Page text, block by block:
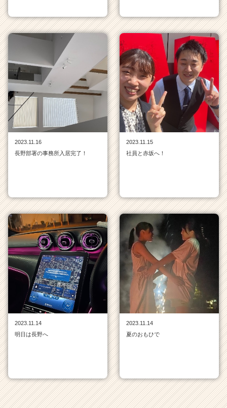
2023.11.16
長野部署の事務所入居完了！
2023.11.15
社員と赤坂へ！
2023.11.14
明日は長野へ
2023.11.14
夏のおもひで